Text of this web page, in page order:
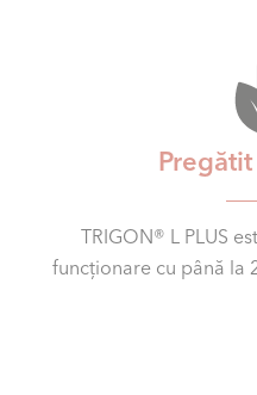
TRIGON® L PLUS
funcționare cu până la